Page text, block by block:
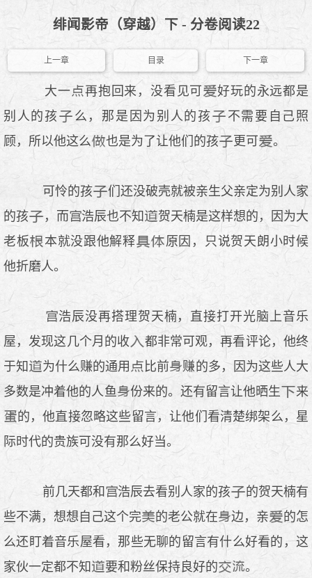
绯闻影帝（穿越）下 - 分卷阅读22
上一章 目录 下一章
大一 再抱回来，没看见可
好玩的永远都是
别人的孩
么，那是因为别人的孩
不需要自己照
顾，所以他这么
也是为了让他们的孩 更可 。
可怜的孩
们还没破壳就被亲生父亲定为别人家
的孩
，而 浩辰也不知
贺天楠是这样想的，因为大
老板
本就没跟他解释
原因，只说贺天朗小时候
他折磨人。
浩辰没再搭理贺天楠，直接打开光脑上音乐
屋，发现这几个月的收
都非常可观，再看评论，他终
于知
为什么赚的通用 比前
赚的多，因为这些人大
多数是冲着他的人鱼
份来的。还有留言让他晒生
来
的，他直接忽略这些留言，让他们看清楚绑架么，星
际时代的贵族可没有那么好当。
前几天都和 浩辰去看别人家的孩
的贺天楠有
些不满，想想自己这个完
的老公就在 边，亲
的怎
么还盯着音乐屋看，那些无聊的留言有什么好看的，这
家伙一定都不知
要和粉丝保持良好的 。